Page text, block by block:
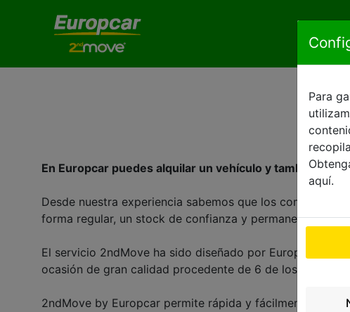
Para
aquí.
En Europcar puedes alquilar un vehículo y también, si
Desde nuestra experiencia sabemos que los
forma regular, un stock de confianza y permanente
El servicio 2ndMove ha sido diseñado por Europcar
ocasión de gran calidad procedente de 6 de los
2ndMove by Europcar permite rápida y fácilmente